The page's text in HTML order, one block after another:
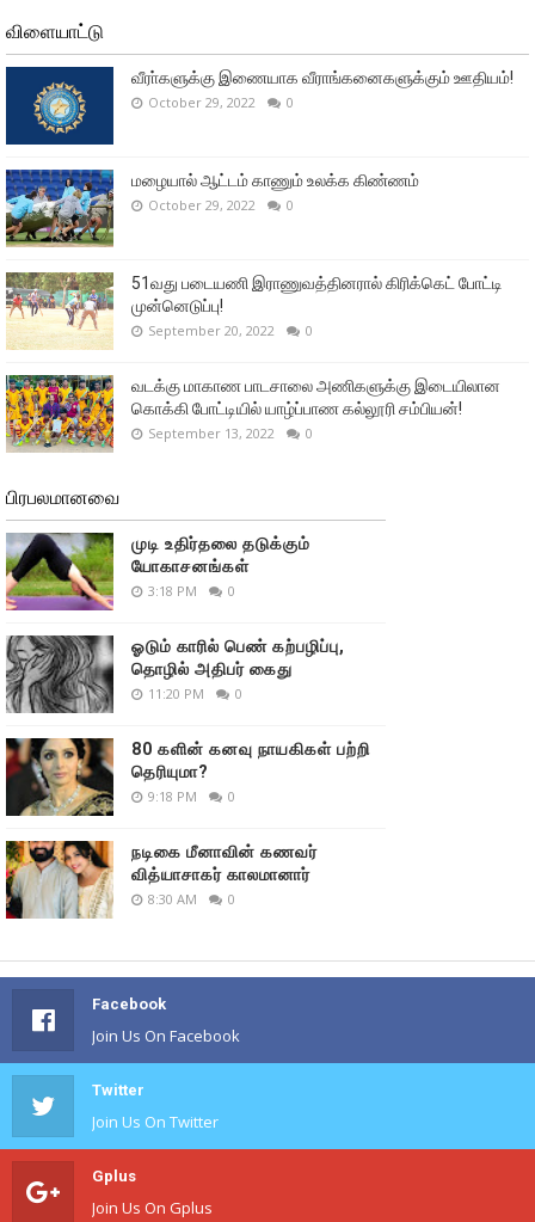
விளையாட்டு
வீரா்களுக்கு இணையாக வீராங்கனைகளுக்கும் ஊதியம்!
October 29, 2022 0
மழையால் ஆட்டம் காணும் உலக்க கிண்ணம்
October 29, 2022 0
51வது படையணி இராணுவத்தினரால் கிரிக்கெட் போட்டி
முன்னெடுப்பு!
September 20, 2022 0
வடக்கு மாகாண பாடசாலை அணிகளுக்கு இடையிலான
கொக்கி போட்டியில் யாழ்ப்பாண கல்லூரி சம்பியன்!
September 13, 2022 0
பிரபலமானவை
முடி உதிர்தலை தடுக்கும்
யோகாசனங்கள்
3:18 PM 0
ஓடும் காரில் பெண் கற்பழிப்பு,
தொழில் அதிபர் கைது
11:20 PM 0
80 களின் கனவு நாயகிகள் பற்றி
தெரியுமா?
9:18 PM 0
நடிகை மீனாவின் கணவர்
வித்யாசாகர் காலமானார்
8:30 AM 0
Facebook
Join Us On Facebook
Twitter
Join Us On Twitter
Gplus
Join Us On Gplus